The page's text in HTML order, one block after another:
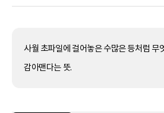
사월 초파일에 걸어놓은 수많은 등처럼 무
감아맨다는 뜻.